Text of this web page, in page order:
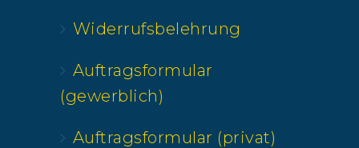
Widerrufsbelehrung
Auftragsformular
(gewerblich)
Auftragsformular (privat)